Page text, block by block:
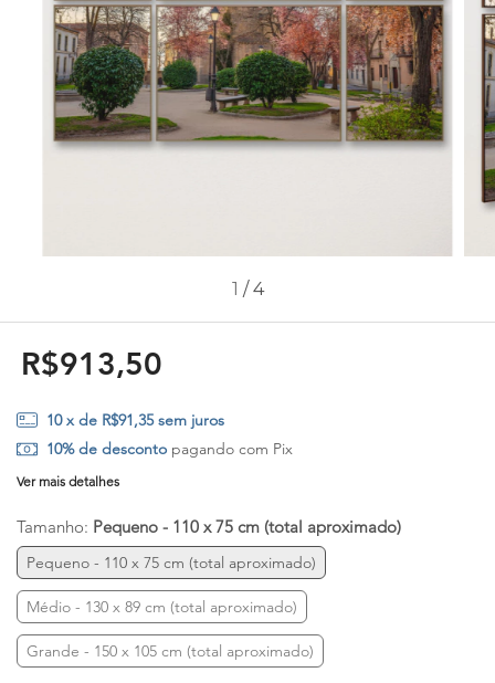
1 /4
R$913,50
10 x de R$91,35 sem juros
10% de descontopagando com Pix
Ver mais detalhes
Tamanho: Pequeno - 110 x 75 cm (total aproximado)
Pequeno - 110 x 75 cm (total aproximado)
Médio - 130 x 89 cm (total aproximado)
Grande - 150 x 105 cm (total aproximado)